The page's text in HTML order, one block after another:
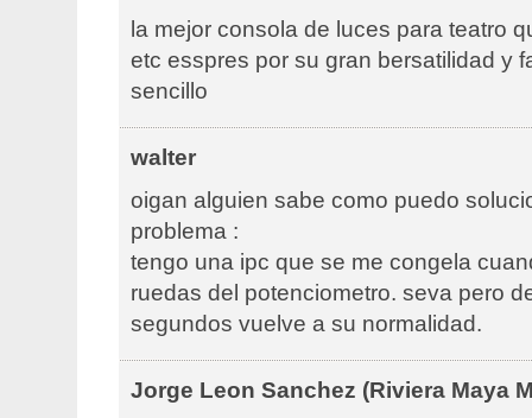
la mejor consola de luces para teatro
etc esspres por su gran bersatilidad y
sencillo
walter
oigan alguien sabe como puedo
problema :
tengo una ipc que se me congela
ruedas del potenciometro. seva pero
segundos vuelve a su normalidad.
Jorge Leon Sanchez (Riviera Maya